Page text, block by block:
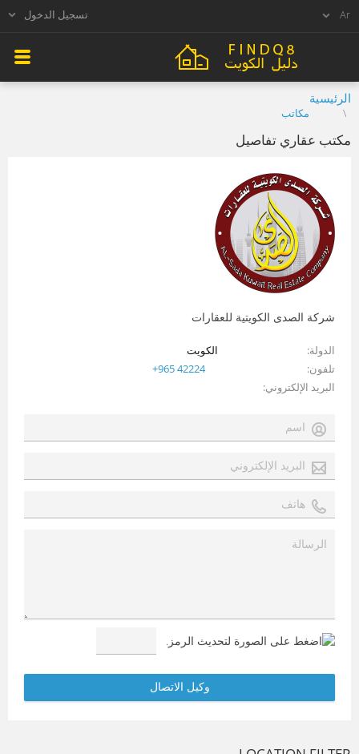
تسجيل الدخول
الرئيسية
مكاتب
مكتب عقاري تفاصيل
شركة الصدى الكويتية للعقارات
الدولة
الكويت
تلفون
+965 42224
البريد الإلكتروني